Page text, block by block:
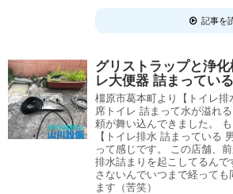
記事を
グリストラップと浄
レ大便器 詰まってい
橿原市葛本町より【トイレ排
席トイレ 詰まって水が溢れ
頼が舞い込んできました。
【トイレ排水 詰まっている
って感じです。 この店舗、
排水詰まりを起こしてるんで
さないんでいつまで経って
ます（苦笑）